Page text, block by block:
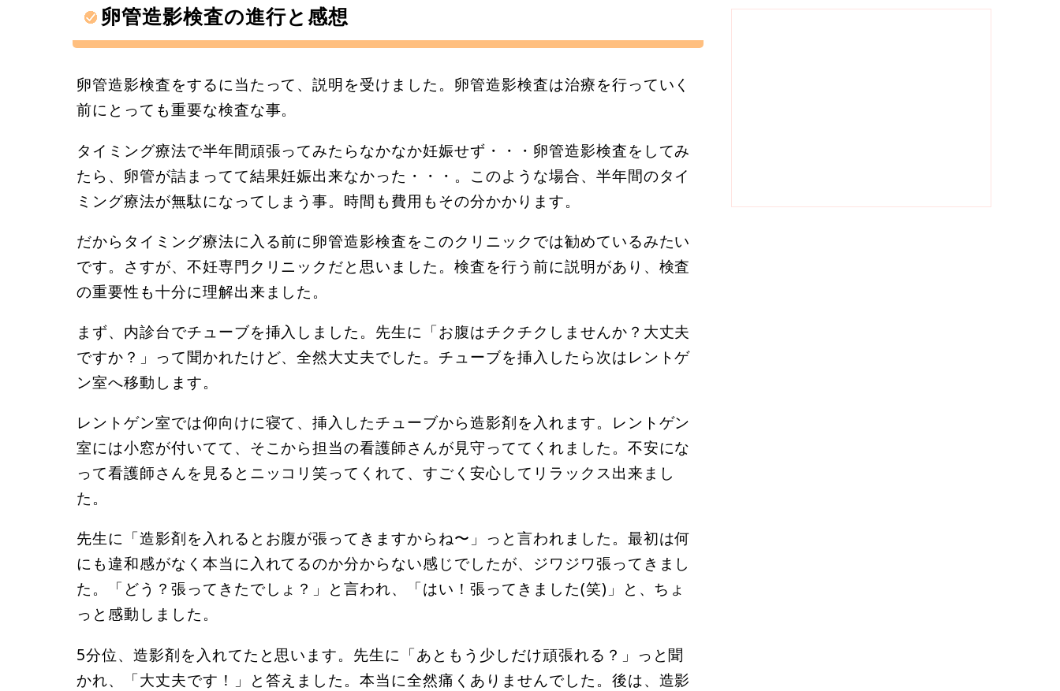
卵管造影検査の進行と感想
卵管造影検査をするに当たって、説明を受けました。卵管造影検査は治療を行っていく
前にとっても重要な検査な事。
タイミング療法で半年間頑張ってみたらなかなか妊娠せず・・・卵管造影検査をしてみ
たら、卵管が詰まってて結果妊娠出来なかった・・・。このような場合、半年間のタイ
ミング療法が無駄になってしまう事。時間も費用もその分かかります。
だからタイミング療法に入る前に卵管造影検査をこのクリニックでは勧めているみたい
です。さすが、不妊専門クリニックだと思いました。検査を行う前に説明があり、検査
の重要性も十分に理解出来ました。
まず、内診台でチューブを挿入しました。先生に「お腹はチクチクしませんか？大丈夫
ですか？」って聞かれたけど、全然大丈夫でした。チューブを挿入したら次はレントゲ
ン室へ移動します。
レントゲン室では仰向けに寝て、挿入したチューブから造影剤を入れます。レントゲン
室には小窓が付いてて、そこから担当の看護師さんが見守っててくれました。不安にな
って看護師さんを見るとニッコリ笑ってくれて、すごく安心してリラックス出来まし
た。
先生に「造影剤を入れるとお腹が張ってきますからね〜」っと言われました。最初は何
にも違和感がなく本当に入れてるのか分からない感じでしたが、ジワジワ張ってきまし
た。「どう？張ってきたでしょ？」と言われ、「はい！張ってきました(笑)」と、ちょ
っと感動しました。
5分位、造影剤を入れてたと思います。先生に「あともう少しだけ頑張れる？」っと聞
かれ、「大丈夫です！」と答えました。本当に全然痛くありませんでした。後は、造影